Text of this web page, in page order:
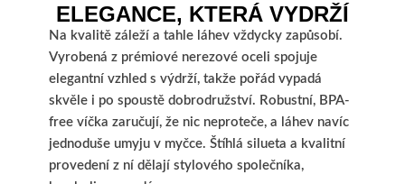
ELEGANCE, KTERÁ VYDRŽÍ
Na kvalitě záleží a tahle láhev vždycky zapůsobí.
Vyrobená z prémiové nerezové oceli spojuje
elegantní vzhled s výdrží, takže pořád vypadá
skvěle i po spoustě dobrodružství. Robustní, BPA-
free víčka zaručují, že nic neproteče, a láhev navíc
jednoduše umyju v myčce. Štíhlá silueta a kvalitní
provedení z ní dělají stylového společníka,